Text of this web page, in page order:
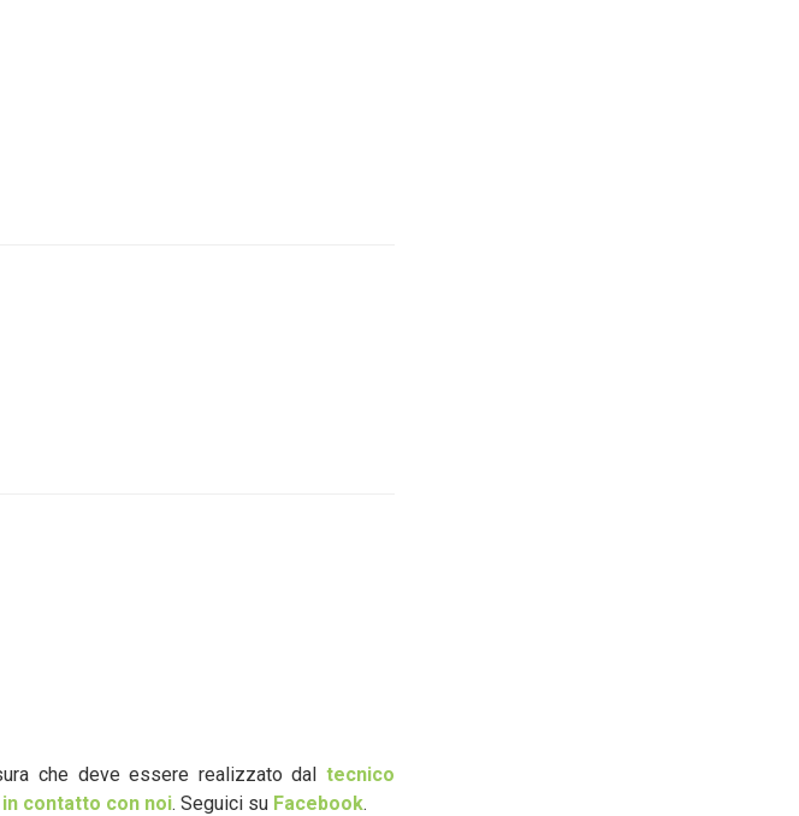
che deve essere realizzato daltecnico
contatto con noi. Seguici su Facebook.